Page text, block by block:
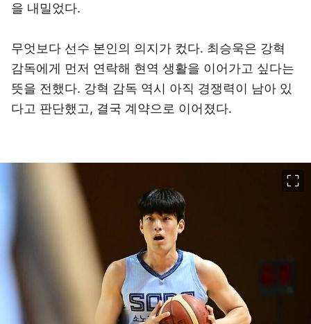
을 내밀었다.
무엇보다 선수 본인의 의지가 컸다. 최승욱은 강혁
감독에게 먼저 연락해 현역 생활을 이어가고 싶다는
뜻을 전했다. 강혁 감독 역시 아직 경쟁력이 남아 있
다고 판단했고, 결국 계약으로 이어졌다.